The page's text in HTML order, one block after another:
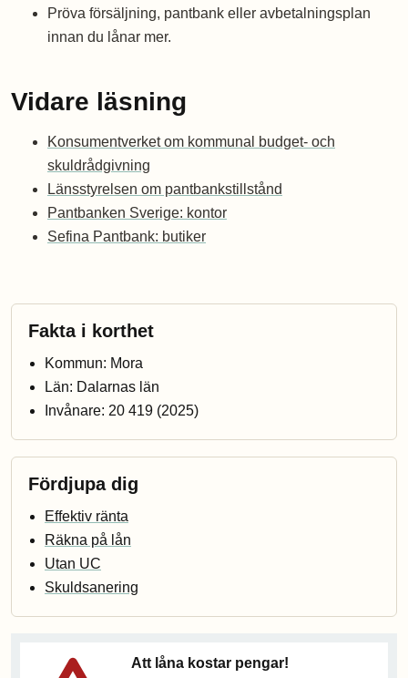
Pröva försäljning, pantbank eller avbetalningsplan
innan du lånar mer.
Vidare läsning
Konsumentverket om kommunal budget- och
skuldrådgivning
Länsstyrelsen om pantbankstillstånd
Pantbanken Sverige: kontor
Sefina Pantbank: butiker
Fakta i korthet
Kommun: Mora
Län: Dalarnas län
Invånare: 20 419 (2025)
Fördjupa dig
Effektiv ränta
Räkna på lån
Utan UC
Skuldsanering
Att låna kostar pengar!